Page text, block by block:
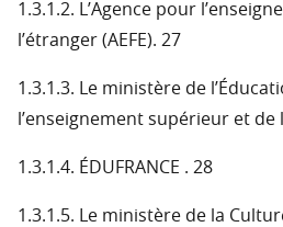
1.3.1.2. L’Agence pour
l’étranger (AEFE). 27
1.3.1.3. Le ministère de
l’enseignement supérieur et de
1.3.1.4. ÉDUFRANCE . 28
1.3.1.5. Le ministère de la